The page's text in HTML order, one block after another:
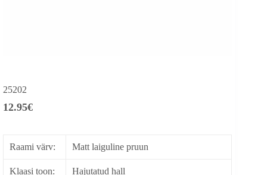
25202
12.95€
Raami värv: Matt laiguline pruun
Klaasi toon: Hajutatud hall